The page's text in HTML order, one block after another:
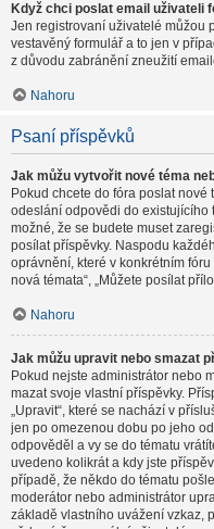
Když chci poslat email uživateli
Jen registrovaní uživatelé můžou
vestavěný formulář a to jen v
z důvodu zabránění zneužití
Nahoru
Psaní příspěvků
Jak můžu vytvořit nové téma
Pokud chcete do fóra poslat nové
odeslání odpovědi do existujícího
možné, že se budete muset
posílat příspěvky. Naspodu
oprávnění, které v konkrétním
nová témata“, „Můžete posílat
Nahoru
Jak můžu upravit nebo smazat
Pokud nejste administrátor nebo
mazat svoje vlastní příspěvky.
„Upravit“, které se nachází v
jen po omezenou dobu po jeho
odpověděl a vy se do tématu
uvedeno kolikrát a kdy jste
případě, že někdo do tématu
moderátor nebo administrátor
základě vlastního uvážení vzkaz,